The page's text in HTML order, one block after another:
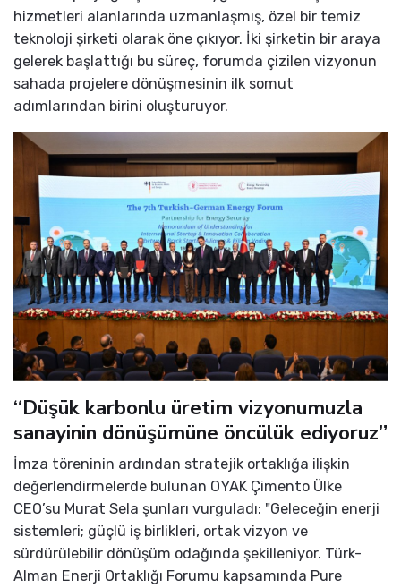
hizmetleri alanlarında uzmanlaşmış, özel bir temiz
teknoloji şirketi olarak öne çıkıyor. İki şirketin bir araya
gelerek başlattığı bu süreç, forumda çizilen vizyonun
sahada projelere dönüşmesinin ilk somut
adımlarından birini oluşturuyor.
“Düşük karbonlu üretim vizyonumuzla
sanayinin dönüşümüne öncülük ediyoruz”
İmza töreninin ardından stratejik ortaklığa ilişkin
değerlendirmelerde bulunan OYAK Çimento Ülke
CEO’su Murat Sela şunları vurguladı: "Geleceğin enerji
sistemleri; güçlü iş birlikleri, ortak vizyon ve
sürdürülebilir dönüşüm odağında şekilleniyor. Türk-
Alman Enerji Ortaklığı Forumu kapsamında Pure